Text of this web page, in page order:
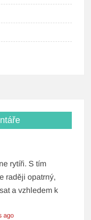
rytíři. S tím
raději opatrný,
a vzhledem k
ago